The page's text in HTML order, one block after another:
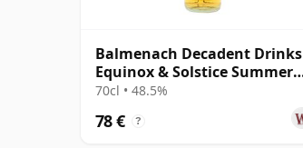
Balmenach Decadent Drinks
Equinox & Solstice Summer
2026 Edi 2016 10 años
70cl • 48.5%
78 € ?